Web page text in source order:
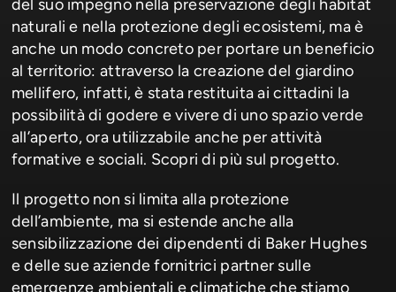
del suo impegno nella preservazione degli habitat
naturali e nella protezione degli ecosistemi, ma è
anche un modo concreto per portare un beneficio
al territorio: attraverso la creazione del giardino
mellifero, infatti, è stata restituita ai cittadini la
possibilità di godere e vivere di uno spazio verde
all’aperto, ora utilizzabile anche per attività
formative e sociali. Scopri di più sul progetto.
Il progetto non si limita alla protezione
dell’ambiente, ma si estende anche alla
sensibilizzazione dei dipendenti di Baker Hughes
e delle sue aziende fornitrici partner sulle
emergenze ambientali e climatiche che stiamo